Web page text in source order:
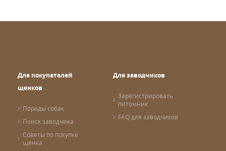
Для покупателей
щенков
Породы собак
Поиск заводчика
Советы по покупке
щенка
Для заводчиков
Зарегистрировать
питомник
FAQ для заводчиков